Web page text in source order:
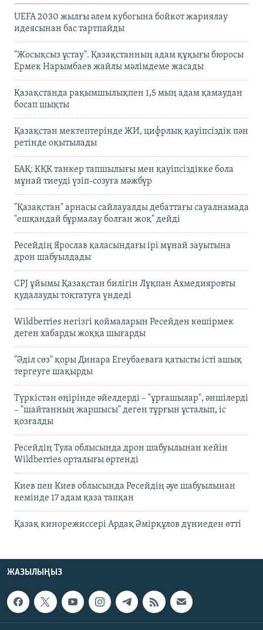
UEFA 2030 жылғы әлем кубогына бойкот жариялау
идеясынан бас тартпайды
"Жосықсыз ұстау". Қазақстанның адам құқығы бюросы
Ермек Нарымбаев жайлы мәлімдеме жасады
Қазақстанда рақымшылықпен 1,5 мың адам қамаудан
босап шықты
Қазақстан мектептерінде ЖИ, цифрлық қауіпсіздік пән
ретінде оқытылады
БАҚ: КҚК танкер тапшылығы мен қауіпсіздікке бола
мұнай тиеуді үзіп-созуға мәжбүр
"Қазақстан" арнасы сайлауалды дебаттағы сауалнамада
"ешқандай бұрмалау болған жоқ" дейді
Ресейдің Ярослав қаласындағы ірі мұнай зауытына
дрон шабуылдады
CPJ ұйымы Қазақстан билігін Лұқпан Ахмедияровты
қудалауды тоқтатуға үндеді
Wildberries негізгі қоймаларын Ресейден көшірмек
деген хабарды жоққа шығарды
"Әділ сөз" қоры Динара Егеубаеваға қатысты істі ашық
тергеуге шақырды
Түркістан өңірінде әйелдерді – "ұрғашылар", әншілерді
– "шайтанның жаршысы" деген тұрғын ұсталып, іс
қозғалды
Ресейдің Тула облысында дрон шабуылынан кейін
Wildberries орталығы өртенді
Киев пен Киев облысында Ресейдің әуе шабуылынан
кемінде 17 адам қаза тапқан
Қазақ кинорежиссері Ардақ Әмірқұлов дүниеден өтті
ЖАЗЫЛЫҢЫЗ